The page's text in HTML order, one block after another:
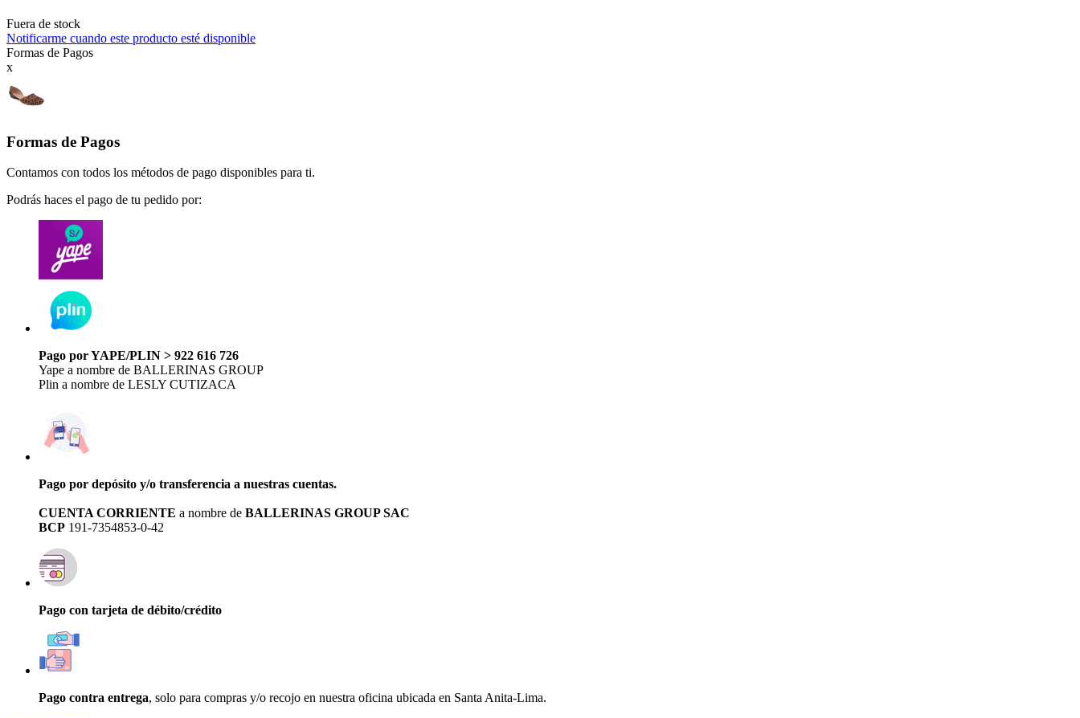
Fuera de stock
Notificarme cuando este producto esté disponible
Formas de Pagos
x
Formas de Pagos
Contamos con todos los métodos de pago disponibles para ti.
Podrás haces el pago de tu pedido por:
Pago por YAPE/PLIN > 922 616 726
Yape a nombre de BALLERINAS GROUP
Plin a nombre de LESLY CUTIZACA
Pago por depósito y/o transferencia a nuestras cuentas.
CUENTA CORRIENTE a nombre de BALLERINAS GROUP SAC
BCP 191-7354853-0-42
Pago con tarjeta de débito/crédito
Pago contra entrega, solo para compras y/o recojo en nuestra oficina ubicada en Santa Anita-Lima.